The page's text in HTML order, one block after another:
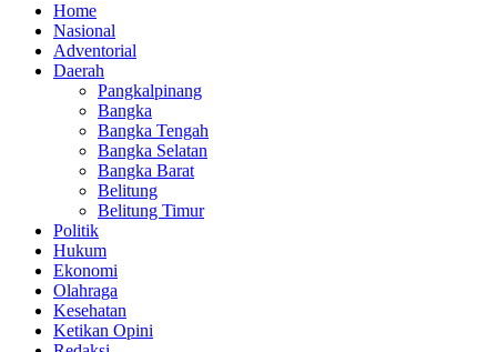
Home
Nasional
Adventorial
Daerah
Pangkalpinang
Bangka
Bangka Tengah
Bangka Selatan
Bangka Barat
Belitung
Belitung Timur
Politik
Hukum
Ekonomi
Olahraga
Kesehatan
Ketikan Opini